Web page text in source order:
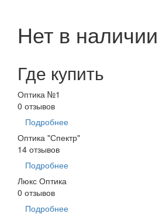
Нет в наличии
Где купить
Оптика №1
0 отзывов
Подробнее
Оптика "Спектр"
14 отзывов
Подробнее
Люкс Оптика
0 отзывов
Подробнее